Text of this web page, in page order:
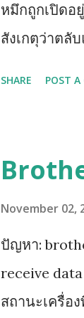
หมึกถูกเปิดอ
สังเกตุว่าตลั
แทงค์รุ่นใหม่
SHARE POST
November 02,
ปัญหา:
receive
สถานะเครื่อ